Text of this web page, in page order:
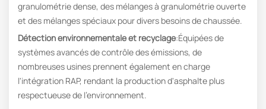
granulométrie dense, des mélanges à granulométrie ouverte
et des mélanges spéciaux pour divers besoins de chaussée.
Détection environnementale et recyclage:Équipées de
systèmes avancés de contrôle des émissions, de
nombreuses usines prennent également en charge
l'intégration RAP, rendant la production d'asphalte plus
respectueuse de l'environnement.